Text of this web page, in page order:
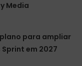
Media
para ampliar
em 2027